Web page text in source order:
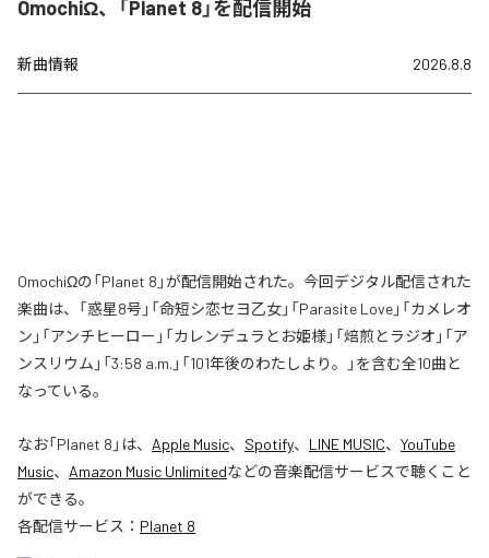
OmochiΩ、「Planet 8」を配信開始
新曲情報 2026.8.8
OmochiΩの「Planet 8」が配信開始された。今回デジタル配信された
楽曲は、「惑星8号」「命短シ恋セヨ乙女」「Parasite Love」「カメレオ
ン」「アンチヒーロー」「カレンデュラとお姫様」「焙煎とラジオ」「ア
ンスリウム」「3:58 a.m.」「101年後のわたしより。」を含む全10曲と
なっている。
なお「Planet 8 」は、 Apple Music、 Spotify、 LINE MUSIC、 YouTube
Music、 Amazon Music Unlimitedなどの音楽配信サービスで聴くこと
ができる。
各配信サービス： Planet 8